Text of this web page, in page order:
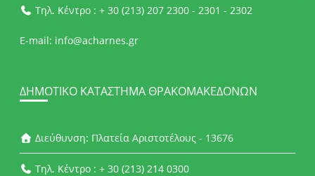
Τηλ. Κέντρο : + 30 (213) 207 2300 - 2301 - 2302
E-mail: info@acharnes.gr
ΔΗΜΟΤΙΚΌ ΚΑΤΆΣΤΗΜΑ ΘΡΑΚΟΜΑΚΕΔΌΝΩΝ
Διεύθυνση: Πλατεία Αριστοτέλους - 13676
Τηλ. Κέντρο : + 30 (213) 214 0300